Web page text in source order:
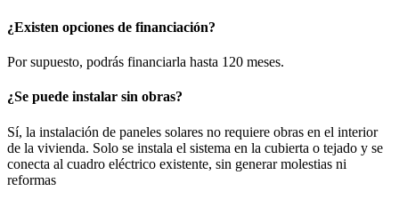
¿Existen opciones de financiación?
Por supuesto, podrás financiarla hasta 120 meses.
¿Se puede instalar sin obras?
Sí, la instalación de paneles solares no requiere obras en el interior
de la vivienda. Solo se instala el sistema en la cubierta o tejado y se
conecta al cuadro eléctrico existente, sin generar molestias ni
reformas